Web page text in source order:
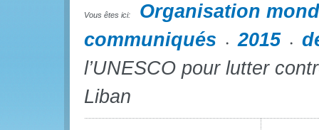
Vous êtes ici:
Organisation
communiqués
2015
l’UNESCO pour lutter
Liban